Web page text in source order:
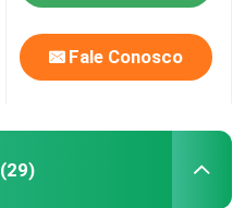
Fale Conosco
(29)